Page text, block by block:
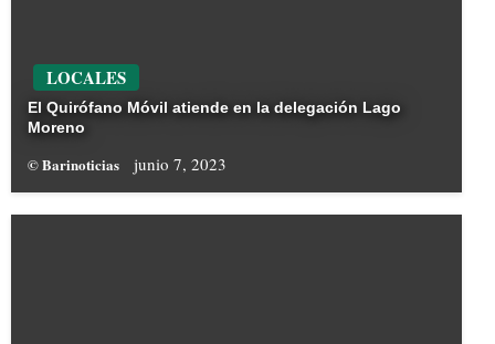
LOCALES
El Quirófano Móvil atiende en la delegación Lago
Moreno
© Barinoticias junio 7, 2023